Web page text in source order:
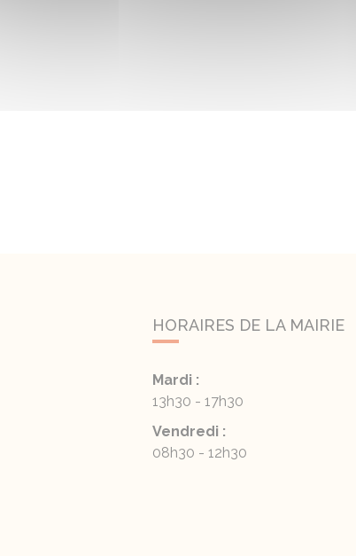
HORAIRES DE LA MAIRIE
Mardi :
13h30 - 17h30
Vendredi :
08h30 - 12h30